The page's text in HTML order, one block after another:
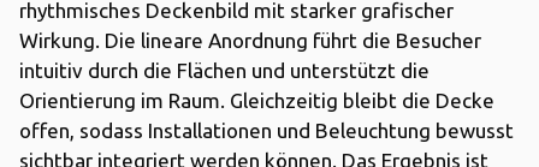
rhythmisches Deckenbild mit starker grafischer
Wirkung. Die lineare Anordnung führt die Besucher
intuitiv durch die Flächen und unterstützt die
Orientierung im Raum. Gleichzeitig bleibt die Decke
offen, sodass Installationen und Beleuchtung bewusst
sichtbar integriert werden können. Das Ergebnis ist